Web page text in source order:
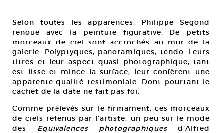
Selon toutes les apparences, Philippe Segond
renoue avec la peinture figurative. De petits
morceaux de ciel sont accrochés au mur de la
galerie. Polyptyques, panoramiques, tondo. Leurs
titres et leur aspect quasi photographique, tant
est lisse et mince la surface, leur confèrent une
apparente qualité testimoniale. Dont pourtant le
cachet de la date ne fait pas foi.
Comme prélevés sur le firmament, ces morceaux
de ciels retenus par l’artiste, un peu sur le mode
des Equivalences photographiques d’Alfred